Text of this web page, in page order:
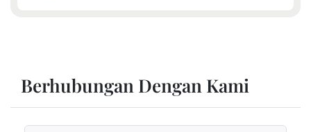
Berhubungan Dengan Kami